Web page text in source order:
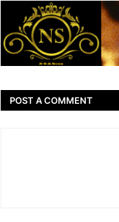
POST A COMMENT